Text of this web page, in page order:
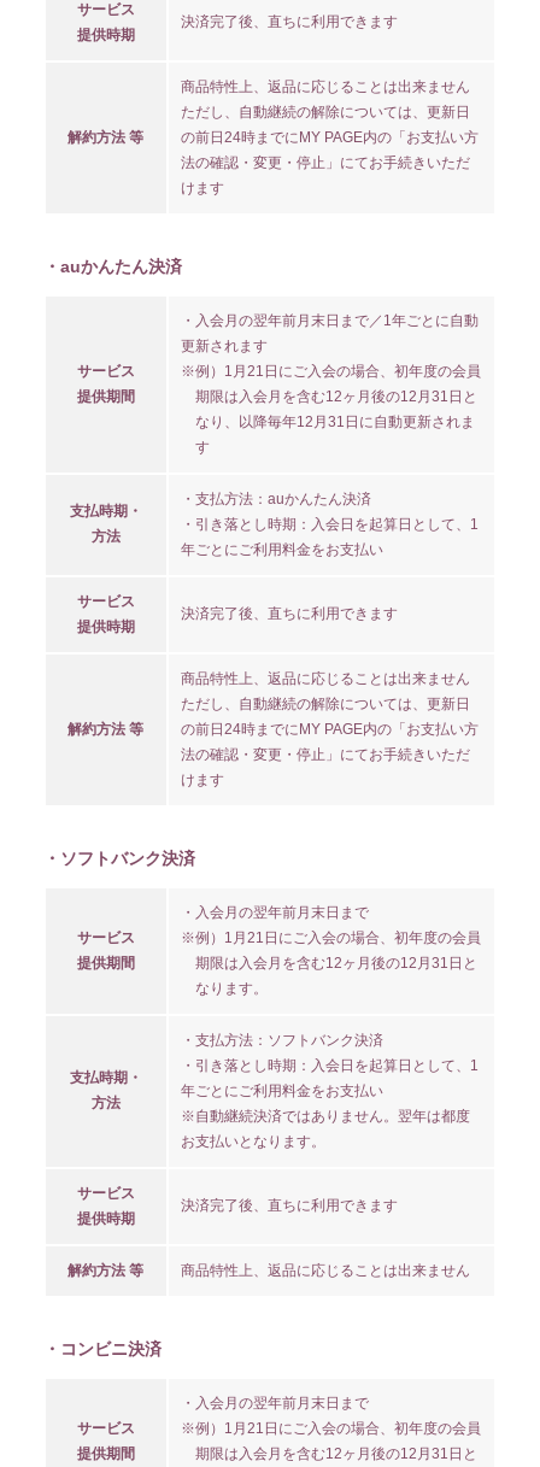
サービス
提供時期
決済完了後、直ちに利用できます
解約方法 等
商品特性上、返品に応じることは出来ません
ただし、自動継続の解除については、更新日
の前日24時までにMY PAGE内の「お支払い方
法の確認・変更・停止」にてお手続きいただ
けます
・auかんたん決済
サービス
提供期間
・入会月の翌年前月末日まで／1年ごとに自動
更新されます
※例）1月21日にご入会の場合、初年度の会員
期限は入会月を含む12ヶ月後の12月31日と
なり、以降毎年12月31日に自動更新されま
す
支払時期・
方法
・支払方法：auかんたん決済
・引き落とし時期：入会日を起算日として、1
年ごとにご利用料金をお支払い
サービス
提供時期
決済完了後、直ちに利用できます
解約方法 等
商品特性上、返品に応じることは出来ません
ただし、自動継続の解除については、更新日
の前日24時までにMY PAGE内の「お支払い方
法の確認・変更・停止」にてお手続きいただ
けます
・ソフトバンク決済
サービス
提供期間
・入会月の翌年前月末日まで
※例）1月21日にご入会の場合、初年度の会員
期限は入会月を含む12ヶ月後の12月31日と
なります。
支払時期・
方法
・支払方法：ソフトバンク決済
・引き落とし時期：入会日を起算日として、1
年ごとにご利用料金をお支払い
※自動継続決済ではありません。翌年は都度
お支払いとなります。
サービス
提供時期
決済完了後、直ちに利用できます
解約方法 等 商品特性上、返品に応じることは出来ません
・コンビニ決済
サービス
提供期間
・入会月の翌年前月末日まで
※例）1月21日にご入会の場合、初年度の会員
期限は入会月を含む12ヶ月後の12月31日と